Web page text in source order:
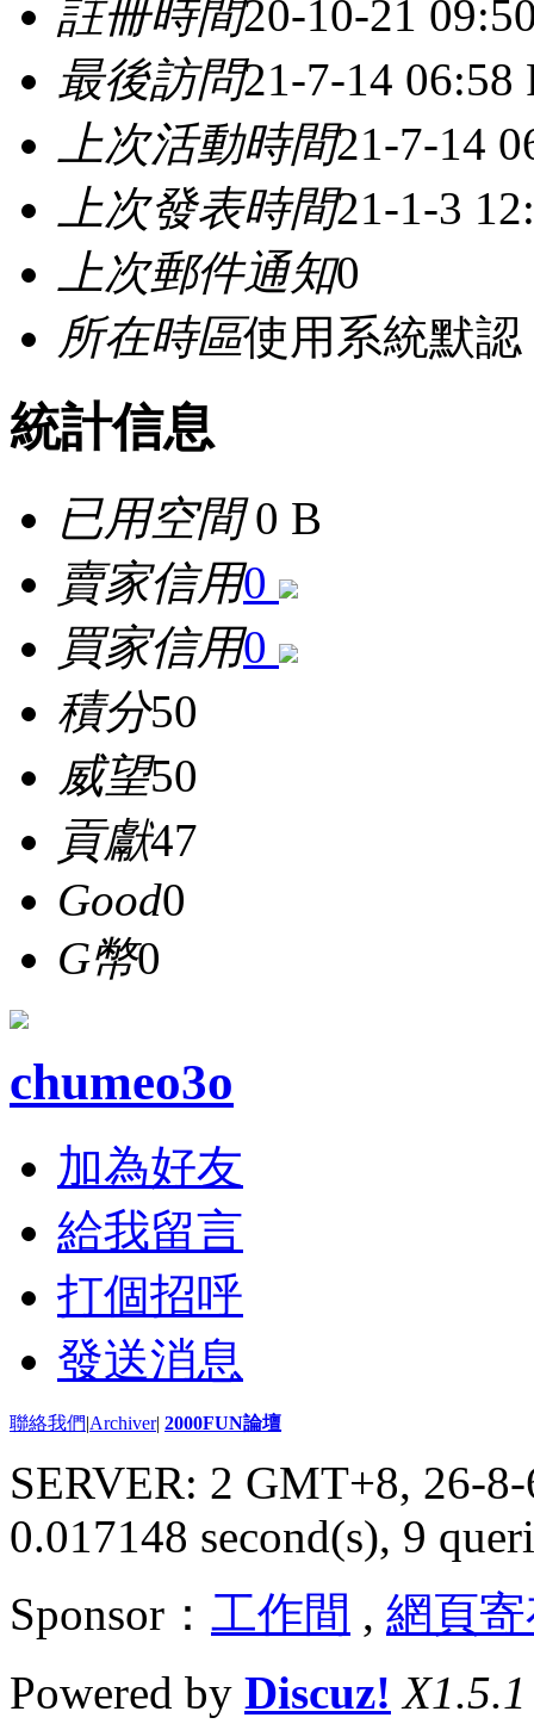
註冊時間20-10-21
最後訪問21-7-14 06:58
上次活動時間21-7-14
上次發表時間21-1-3
上次郵件通知0
所在時區使用系統默認
統計信息
已用空間0 B
賣家信用0
買家信用0
積分50
威望50
貢獻47
Good0
G幣0
chumeo3o
加為好友
給我留言
打個招呼
發送消息
聯絡我們|Archiver| 2000FUN論壇
SERVER: 2 GMT+8, 26-
0.017148 second(s), 9
Sponsor： 工作間 , 網頁
Powered by Discuz! X1.5.1